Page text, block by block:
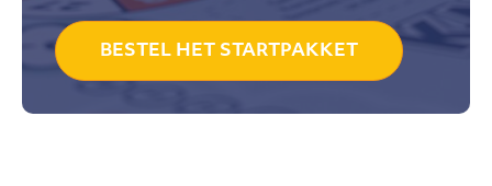
BESTEL HET STARTPAKKET